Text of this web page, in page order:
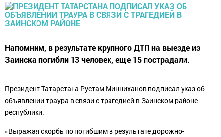
Напомним, в результате крупного ДТП на выезде из
Заинска погибли 13 человек, еще 15 пострадали.
Президент Татарстана Рустам Минниханов подписал указ об
объявлении траура в связи с трагедией в Заинском районе
республики.
«Выражая скорбь по погибшим в результате дорожно-